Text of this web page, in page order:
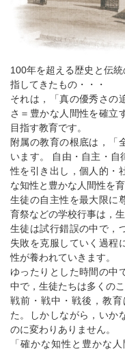
100年を超える歴史と伝
指してきたもの・・・
それは，「真の優秀さの
さ＝豊かな人間性を確立
目指す教育です。
附属の教育の根底は，「
います。 自由・自主・自
性を引き出し，個人的・
な知性と豊かな人間性を
生徒の自主性を最大限に
育祭などの学校行事は，
生徒は試行錯誤の中で，
失敗を克服していく過程
性が養われていきます。
ゆったりとした時間の中
中で，生徒たちは多くの
戦前・戦中・戦後，教
た。しかしながら，いか
のに変わりありません。
「確かな知性と豊かな